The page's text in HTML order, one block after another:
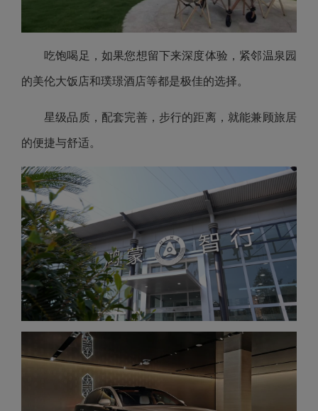
吃饱喝足，如果您想留下来深度体验，紧邻温泉园
的美伦大饭店和璞璟酒店等都是极佳的选择。
星级品质，配套完善，步行的距离，就能兼顾旅居
的便捷与舒适。